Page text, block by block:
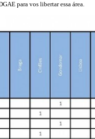
para vos libertar essa área.